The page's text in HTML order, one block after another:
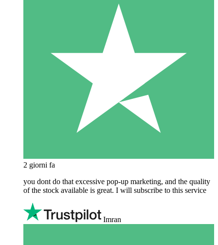
2 giorni fa
you dont do that excessive pop-up marketing, and the quality
of the stock available is great. I will subscribe to this service
Imran